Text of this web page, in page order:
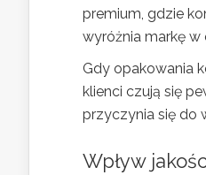
premium, gdzie
wyróżnia markę
Gdy opakowania
klienci czują się
przyczynia się do
Wpływ